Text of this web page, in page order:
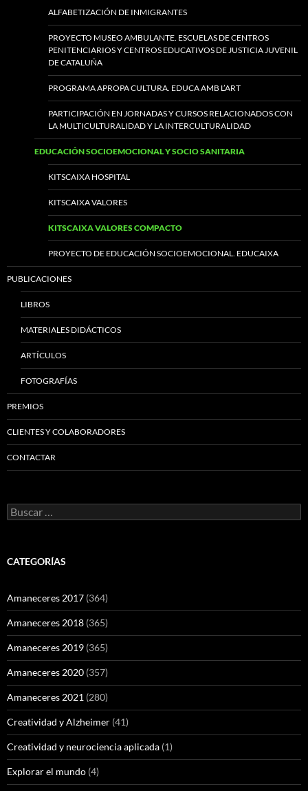
ALFABETIZACIÓN DE INMIGRANTES
PROYECTO MUSEO AMBULANTE. ESCUELAS DE CENTROS
PENITENCIARIOS Y CENTROS EDUCATIVOS DE JUSTICIA JUVENIL
DE CATALUÑA
PROGRAMA APROPA CULTURA. EDUCA AMB L’ART
PARTICIPACIÓN EN JORNADAS Y CURSOS RELACIONADOS CON
LA MULTICULTURALIDAD Y LA INTERCULTURALIDAD
EDUCACIÓN SOCIOEMOCIONAL Y SOCIO SANITARIA
KITSCAIXA HOSPITAL
KITSCAIXA VALORES
KITSCAIXA VALORES COMPACTO
PROYECTO DE EDUCACIÓN SOCIOEMOCIONAL. EDUCAIXA
PUBLICACIONES
LIBROS
MATERIALES DIDÁCTICOS
ARTÍCULOS
FOTOGRAFÍAS
PREMIOS
CLIENTES Y COLABORADORES
CONTACTAR
Buscar:
CATEGORÍAS
Amaneceres 2017 (364)
Amaneceres 2018 (365)
Amaneceres 2019 (365)
Amaneceres 2020 (357)
Amaneceres 2021 (280)
Creatividad y Alzheimer (41)
Creatividad y neurociencia aplicada (1)
Explorar el mundo (4)